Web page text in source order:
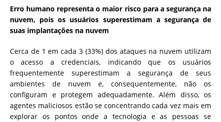
Erro humano representa o maior risco para a segurança na
nuvem, pois os usuários superestimam a segurança de
suas implantações na nuvem
Cerca de 1 em cada 3 (33%) dos ataques na nuvem utilizam
o acesso a credenciais, indicando que os usuários
frequentemente superestimam a segurança de seus
ambientes de nuvem e, consequentemente, não os
configuram e protegem adequadamente. Além disso, os
agentes maliciosos estão se concentrando cada vez mais em
explorar os pontos onde a tecnologia e as pessoas se